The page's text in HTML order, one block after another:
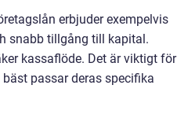
erbjuder exempelvis
snabb tillgång till kapital.
kassaflöde. Det är viktigt för
passar deras specifika